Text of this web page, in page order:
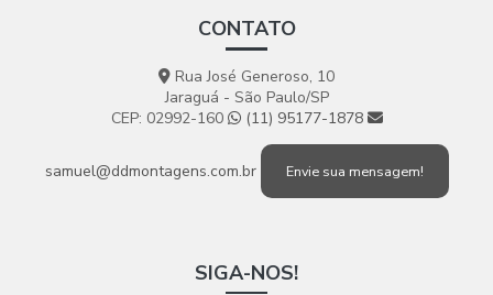
CONTATO
Rua José Generoso, 10
Jaraguá - São Paulo/SP
CEP: 02992-160
(11) 95177-1878
samuel@ddmontagens.com.br Envie sua mensagem!
SIGA-NOS!